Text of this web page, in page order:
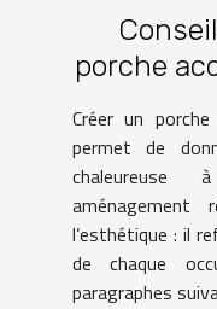
porche
Créer un
permet de
l’esthétique : il
de chaque
paragraphes